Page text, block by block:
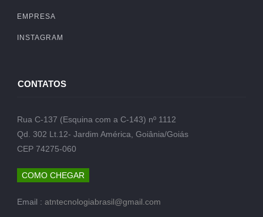
EMPRESA
INSTAGRAM
CONTATOS
Rua C-137 (Esquina com a C-143) nº 1112
Qd. 302 Lt.12- Jardim América, Goiânia/Goiás
CEP 74275-060
COMO CHEGAR
Email : atntecnologiabrasil@gmail.com